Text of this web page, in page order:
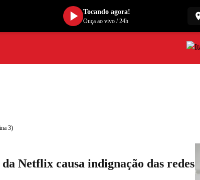
3)
Netflix causa indignação das redes
Tocando agora!
Ouça ao vivo/24h